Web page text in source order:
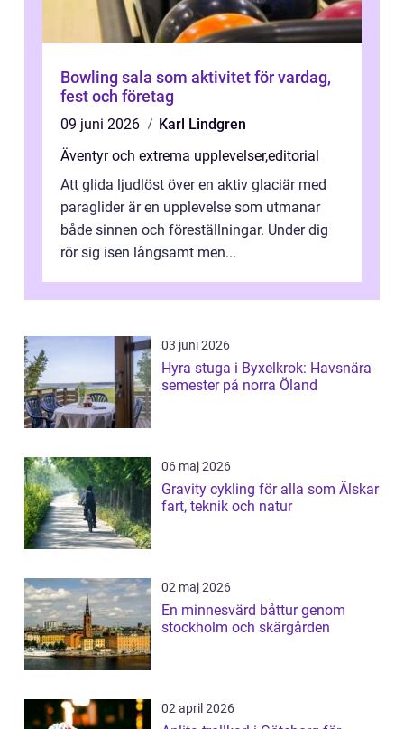
Bowling sala som aktivitet för vardag,
fest och företag
09 juni 2026
Karl Lindgren
Äventyr och extrema upplevelser,editorial
Att glida ljudlöst över en aktiv glaciär med
paraglider är en upplevelse som utmanar
både sinnen och föreställningar. Under dig
rör sig isen långsamt men...
03 juni 2026
Hyra stuga i Byxelkrok: Havsnära
semester på norra Öland
06 maj 2026
Gravity cykling för alla som Älskar
fart, teknik och natur
02 maj 2026
En minnesvärd båttur genom
stockholm och skärgården
02 april 2026